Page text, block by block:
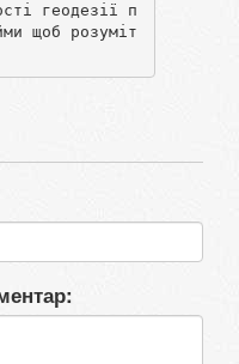
геодезії п
щоб розуміт